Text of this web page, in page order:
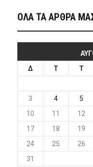
ΟΛΑ ΤΑ ΑΡΘΡΑ
Δ
Τ Τ
3
4 5
10
11 12
17
18 19
24
25 26
31